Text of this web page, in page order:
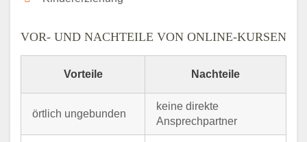
VOR- UND NACHTEILE VON ONLINE-KURSEN
Vorteile Nachteile
örtlich ungebunden
keine direkte
Ansprechpartner